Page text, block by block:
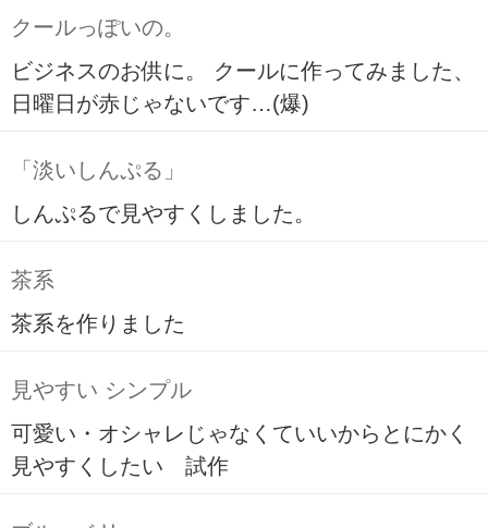
クールっぽいの。
ビジネスのお供に。 クールに作ってみました、
日曜日が赤じゃないです…(爆)
「淡いしんぷる」
しんぷるで見やすくしました。
茶系
茶系を作りました
見やすい シンプル
可愛い・オシャレじゃなくていいからとにかく
見やすくしたい 試作